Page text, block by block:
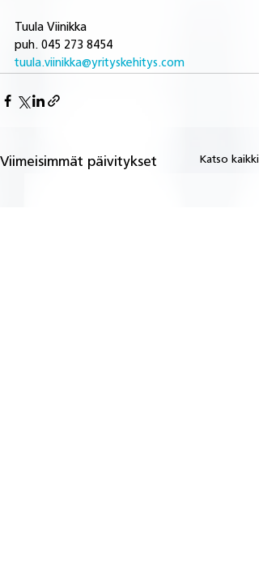
Tuula Viinikka
puh. 045 273 8454
tuula.viinikka@yrityskehitys.com
Viimeisimmät päivitykset Katso kaikki